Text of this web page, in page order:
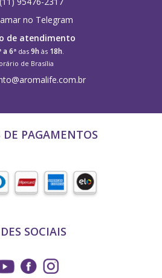
no Telegram
de atendimento
a 6ª das 9h às 18h
de Brasília
DE PAGAMENTOS
SOCIAIS